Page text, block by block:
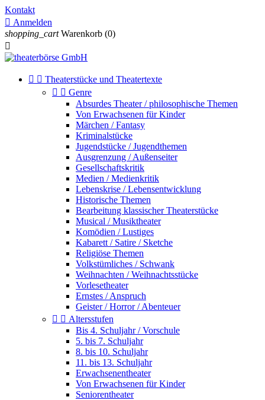
Kontakt
 Anmelden
shopping_cart Warenkorb (0)

  Theaterstücke und Theatertexte
  Genre
Absurdes Theater / philosophische Themen
Von Erwachsenen für Kinder
Märchen / Fantasy
Kriminalstücke
Jugendstücke / Jugendthemen
Ausgrenzung / Außenseiter
Gesellschaftskritik
Medien / Medienkritik
Lebenskrise / Lebensentwicklung
Historische Themen
Bearbeitung klassischer Theaterstücke
Musical / Musiktheater
Komödien / Lustiges
Kabarett / Satire / Sketche
Religiöse Themen
Volkstümliches / Schwank
Weihnachten / Weihnachtsstücke
Vorlesetheater
Ernstes / Anspruch
Geister / Horror / Abenteuer
  Altersstufen
Bis 4. Schuljahr / Vorschule
5. bis 7. Schuljahr
8. bis 10. Schuljahr
11. bis 13. Schuljahr
Erwachsenentheater
Von Erwachsenen für Kinder
Seniorentheater